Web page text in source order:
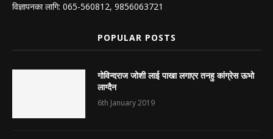
विज्ञापनका लागि: 065-560812, 9856063721
POPULAR POSTS
गोविन्दराज जोशी लाई पाखा लगाएर तनहु कांग्रेस ऊभो
लाग्दैन
6th January 2019